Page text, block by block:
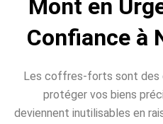
Mont en
Confiance à
Les coffres-forts sont des
protéger vos biens
deviennent inutilisables en